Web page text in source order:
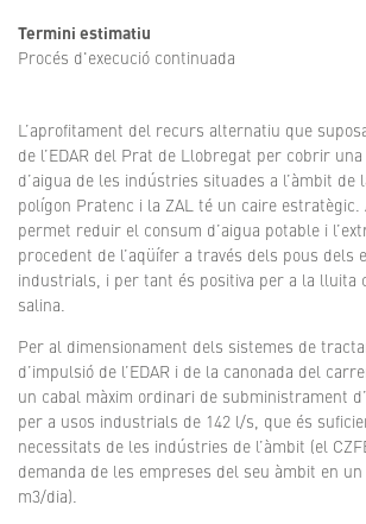
Termini estimatiu
Procés d'execució continuada
L’aprofitament del recurs alternatiu que
de l’EDAR del Prat de Llobregat per cobrir
d’aigua de les indústries situades a l’àmbit de
polígon Pratenc i la ZAL té un caire estratègic.
permet reduir el consum d’aigua potable i
procedent de l’aqüífer a través dels pous dels
industrials, i per tant és positiva per a la lluita
salina.
Per al dimensionament dels sistemes de
d’impulsió de l’EDAR i de la canonada del
un cabal màxim ordinari de subministrament
per a usos industrials de 142 l/s, que és
necessitats de les indústries de l’àmbit (el
demanda de les empreses del seu àmbit en un
m3/dia).